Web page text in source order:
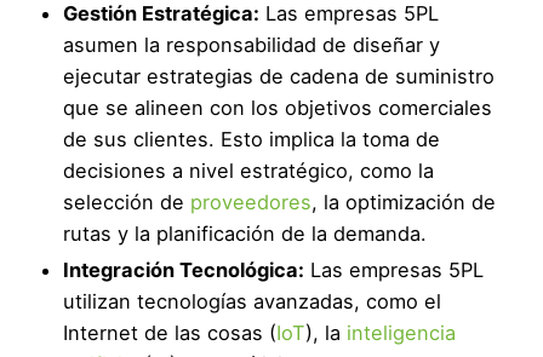
Gestión Estratégica: Las empresas 5PL
asumen la responsabilidad de diseñar y
ejecutar estrategias de cadena de suministro
que se alineen con los objetivos comerciales
de sus clientes. Esto implica la toma de
decisiones a nivel estratégico, como la
selección de proveedores, la optimización de
rutas y la planificación de la demanda.
Integración Tecnológica: Las empresas 5PL
utilizan tecnologías avanzadas, como el
Internet de las cosas (IoT), la inteligencia